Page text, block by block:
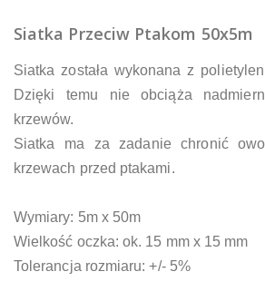
Siatka Przeciw Ptakom 50x5m
Siatka została wykonana z
Dzięki temu nie obciąża
krzewów.
Siatka ma za zadanie chronić
krzewach przed ptakami.
Wymiary: 5m x 50m
Wielkość oczka: ok. 15 mm x 15 mm
Tolerancja rozmiaru: +/- 5%